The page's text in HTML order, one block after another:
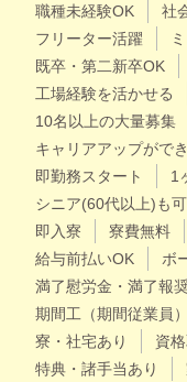
職種未経験OK 社
フリーター活躍
既卒・第二新卒OK
工場経験を活かせる
10名以上の大量募集
キャリアアップがで
即勤務スタート
1
シニア(60代以上)も可
即入寮
寮費無料
給与前払いOK
ボ
満了慰労金・満了報
期間工（期間従業員）
寮・社宅あり
資
特典・諸手当あり